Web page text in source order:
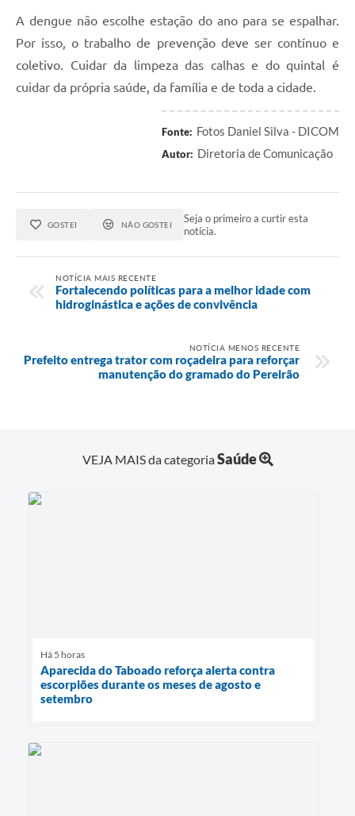
A dengue não escolhe estação do ano para se espalhar.
Por isso, o trabalho de prevenção deve ser contínuo e
coletivo. Cuidar da limpeza das calhas e do quintal é
cuidar da própria saúde, da família e de toda a cidade.
Fonte: Fotos Daniel Silva - DICOM
Autor: Diretoria de Comunicação
GOSTEI NÃO GOSTEI
Seja o primeiro a curtir esta
notícia.
NOTÍCIA MAIS RECENTE
Fortalecendo políticas para a melhor idade com
hidroginástica e ações de convivência
NOTÍCIA MENOS RECENTE
Prefeito entrega trator com roçadeira para reforçar
manutenção do gramado do Pereirão
VEJA MAIS da categoriaSaúde
Há 5 horas
Aparecida do Taboado reforça alerta contra
escorpiões durante os meses de agosto e
setembro